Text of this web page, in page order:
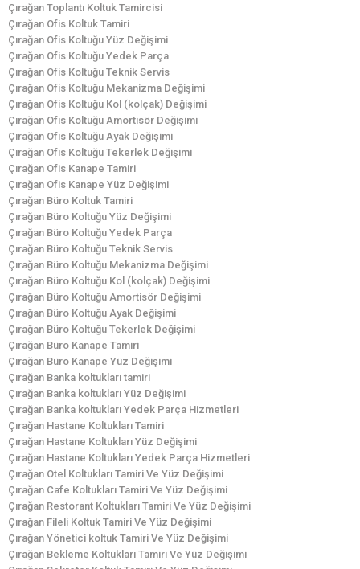
Çırağan Toplantı Koltuk Tamircisi
Çırağan Ofis Koltuk Tamiri
Çırağan Ofis Koltuğu Yüz Değişimi
Çırağan Ofis Koltuğu Yedek Parça
Çırağan Ofis Koltuğu Teknik Servis
Çırağan Ofis Koltuğu Mekanizma Değişimi
Çırağan Ofis Koltuğu Kol (kolçak) Değişimi
Çırağan Ofis Koltuğu Amortisör Değişimi
Çırağan Ofis Koltuğu Ayak Değişimi
Çırağan Ofis Koltuğu Tekerlek Değişimi
Çırağan Ofis Kanape Tamiri
Çırağan Ofis Kanape Yüz Değişimi
Çırağan Büro Koltuk Tamiri
Çırağan Büro Koltuğu Yüz Değişimi
Çırağan Büro Koltuğu Yedek Parça
Çırağan Büro Koltuğu Teknik Servis
Çırağan Büro Koltuğu Mekanizma Değişimi
Çırağan Büro Koltuğu Kol (kolçak) Değişimi
Çırağan Büro Koltuğu Amortisör Değişimi
Çırağan Büro Koltuğu Ayak Değişimi
Çırağan Büro Koltuğu Tekerlek Değişimi
Çırağan Büro Kanape Tamiri
Çırağan Büro Kanape Yüz Değişimi
Çırağan Banka koltukları tamiri
Çırağan Banka koltukları Yüz Değişimi
Çırağan Banka koltukları Yedek Parça Hizmetleri
Çırağan Hastane Koltukları Tamiri
Çırağan Hastane Koltukları Yüz Değişimi
Çırağan Hastane Koltukları Yedek Parça Hizmetleri
Çırağan Otel Koltukları Tamiri Ve Yüz Değişimi
Çırağan Cafe Koltukları Tamiri Ve Yüz Değişimi
Çırağan Restorant Koltukları Tamiri Ve Yüz Değişimi
Çırağan Fileli Koltuk Tamiri Ve Yüz Değişimi
Çırağan Yönetici koltuk Tamiri Ve Yüz Değişimi
Çırağan Bekleme Koltukları Tamiri Ve Yüz Değişimi